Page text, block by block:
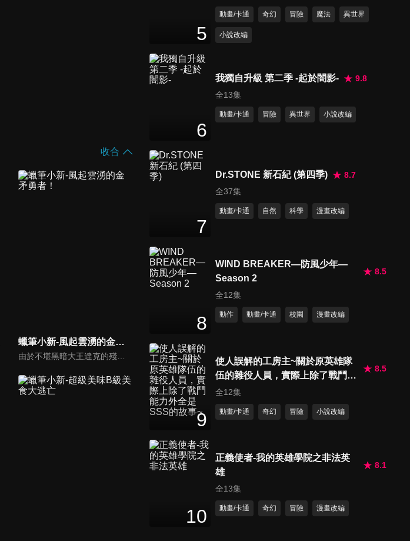
收合
蠟筆小新-風起雲湧的金矛勇者！
由於不堪黑暗大王達克的殘暴支配，黑暗世界頓庫拉伊發生了動亂，傳說中的金矛和銀盾為了尋找能拯救他們的勇者，化身躲藏到地球上來，而這個被選定的勇者就是小新！但不知情的小新在無意間幫助敵人打開聯結頓庫拉伊世界和地球的門扉，使得達克等人能以實體來到地球，恣意將地球變成黑暗世界...
5
動畫/卡通 奇幻 冒險 魔法 異世界
小說改編
6
我獨自升級 第二季 -起於闇影-
9.8
全13集
動畫/卡通 冒險 異世界 小說改編
7
Dr.STONE 新石紀 (第四季)
8.7
全37集
動畫/卡通 自然 科學 漫畫改編
8
WIND BREAKER—防風少年—
Season 2
8.5
全12集
動作 動畫/卡通 校園 漫畫改編
9
使人誤解的工房主~關於原英雄隊
伍的雜役人員，實際上除了戰鬥能
力外全是SSS的故事~
8.5
全12集
動畫/卡通 奇幻 冒險 小說改編
10
正義使者-我的英雄學院之非法英
雄
8.1
全13集
動畫/卡通 奇幻 冒險 漫畫改編